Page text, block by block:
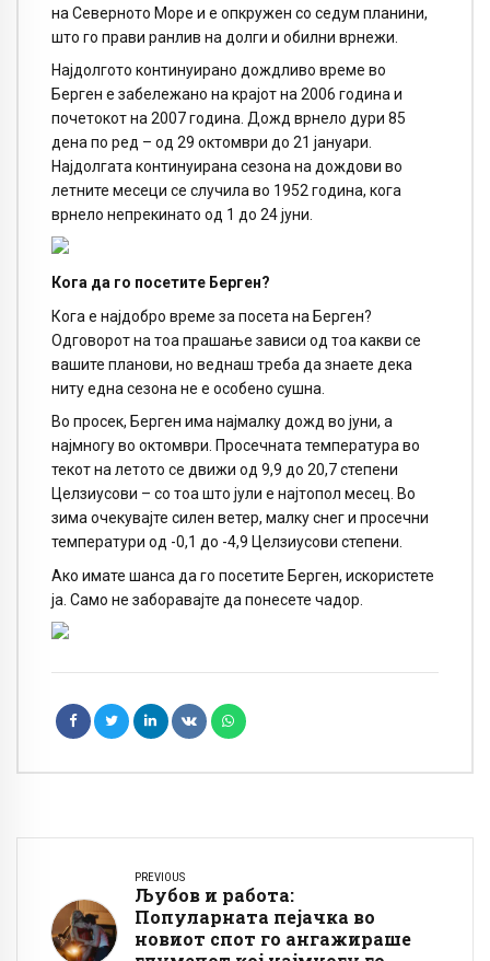
на Северното Море и е опкружен со седум планини,
што го прави ранлив на долги и обилни врнежи.
Најдолгото континуирано дождливо време во
Берген е забележано на крајот на 2006 година и
почетокот на 2007 година. Дожд врнело дури 85
дена по ред – од 29 октомври до 21 јануари.
Најдолгата континуирана сезона на дождови во
летните месеци се случила во 1952 година, кога
врнело непрекинато од 1 до 24 јуни.
Кога да го посетите Берген?
Кога е најдобро време за посета на Берген?
Одговорот на тоа прашање зависи од тоа какви се
вашите планови, но веднаш треба да знаете дека
ниту една сезона не е особено сушна.
Во просек, Берген има најмалку дожд во јуни, а
најмногу во октомври. Просечната температура во
текот на летото се движи од 9,9 до 20,7 степени
Целзиусови – со тоа што јули е најтопол месец. Во
зима очекувајте силен ветер, малку снег и просечни
температури од -0,1 до -4,9 Целзиусови степени.
Ако имате шанса да го посетите Берген, искористете
ја. Само не заборавајте да понесете чадор.
PREVIOUS
Љубов и работа:
Популарната пејачка во
новиот спот го ангажираше